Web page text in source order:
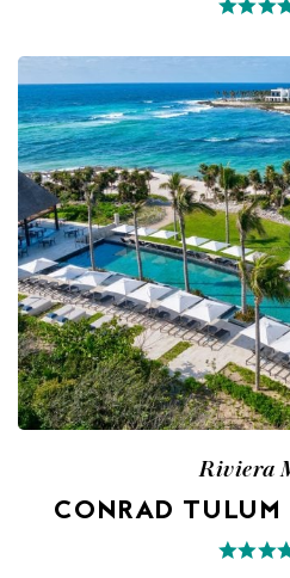
Riviera
CONRAD TULUM